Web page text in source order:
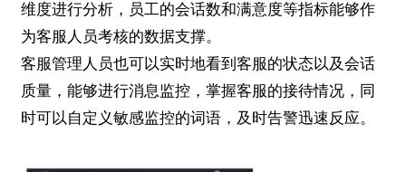
维度进行分析，员工的会话数和满意度等指标能够作
为客服人员考核的数据支撑。
客服管理人员也可以实时地看到客服的状态以及会话
质量，能够进行消息监控，掌握客服的接待情况，同
时可以自定义敏感监控的词语，及时告警迅速反应。